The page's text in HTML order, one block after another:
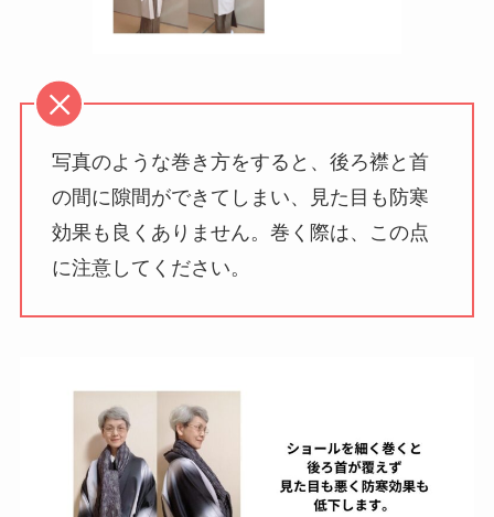
写真のような巻き方をすると、後ろ襟と首
の間に隙間ができてしまい、見た目も防寒
効果も良くありません。巻く際は、この点
に注意してください。